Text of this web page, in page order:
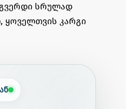
გვერდი სრულად
ყოველთვის კარგი